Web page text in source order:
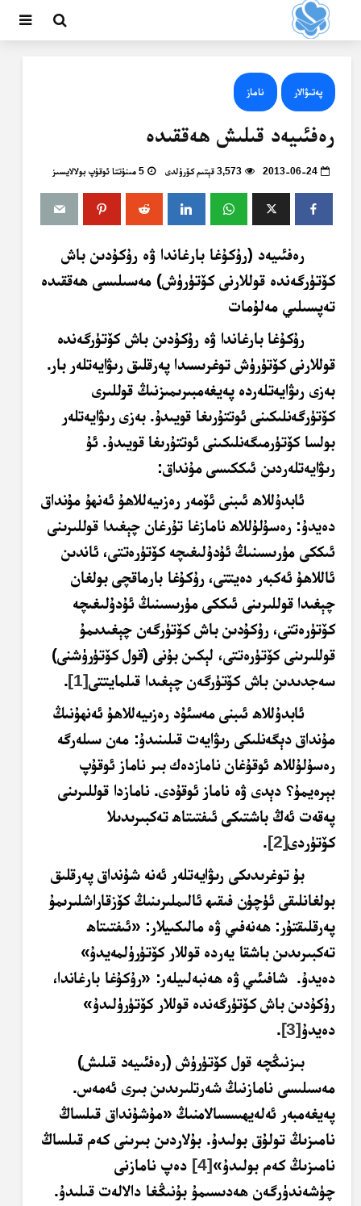
پەتىۋالار ناماز
رەفئىيەد قىلىش ھەققىدە
2013-06-24 3,573 قېتىم كۆرۈلدى 5 مىنۇتتا ئوقۇپ بولالايسىز
رەفئىيەد (رۇكۇغا بارغاندا ۋە رۇكۇدىن باش
كۆتۈرگەندە قوللارنى كۆتۈرۈش) مەسىلىسى ھەققىدە
تەپسىلىي مەلۇمات
رۇكۇغا بارغاندا ۋە رۇكۇدىن باش كۆتۈرگەندە
قوللارنى كۆتۈرۈش توغرىسىدا پەرقلىق رىۋايەتلەر بار.
بەزى رىۋايەتلەردە پەيغەمبىرىمىزنىڭ قوللىرى
كۆتۈرگەنلىكىنى ئوتتۇرىغا قويىدۇ. بەزى رىۋايەتلەر
بولسا كۆتۈرمىگەنلىكىنى ئوتتۇرىغا قويىدۇ. ئۇ
رىۋايەتلەردىن ئىككىسى مۇنداق:
ئابدۇللاھ ئىبنى ئۆمەر رەزىيەللاھۇ ئەنھۇ مۇنداق
دەيدۇ: رەسۇلۇللاھ نامازغا تۇرغان چېغىدا قوللىرىنى
ئىككى مۈرىسىنىڭ ئۇدۇلىغىچە كۆتۈرەتتى، ئاندىن
ئاللاھۇ ئەكبەر دەيتتى، رۇكۇغا بارماقچى بولغان
چېغىدا قوللىرىنى ئىككى مۈرىسىنىڭ ئۇدۇلىغىچە
كۆتۈرەتتى، رۇكۇدىن باش كۆتۈرگەن چېغىدىمۇ
قوللىرىنى كۆتۈرەتتى، لېكىن بۇنى (قول كۆتۈرۈشنى)
سەجدىدىن باش كۆتۈرگەن چېغىدا قىلمايتتى[1]
.
ئابدۇللاھ ئىبنى مەسئۇد رەزىيەللاھۇ ئەنھۇنىڭ
مۇنداق دېگەنلىكى رىۋايەت قىلىنىدۇ: مەن سىلەرگە
رەسۇلۇللاھ ئوقۇغان نامازدەك بىر ناماز ئوقۇپ
بېرەيمۇ؟ دېدى ۋە ناماز ئوقۇدى. نامازدا قوللىرىنى
پەقەت ئەڭ باشتىكى ئىفتىتاھ تەكبىرىدىلا
كۆتۈردى[2]
.
بۇ توغرىدىكى رىۋايەتلەر ئەنە شۇنداق پەرقلىق
بولغانلىقى ئۈچۈن فىقىھ ئالىملىرىنىڭ كۆزقاراشلىرىمۇ
پەرقلىقتۇر: ھەنەفىي ۋە مالىكىيلار: «ئىفتىتاھ
تەكبىرىدىن باشقا يەردە قوللار كۆتۈرۈلمەيدۇ»
دەيدۇ. شافىئىي ۋە ھەنبەلىيلەر: «رۇكۇغا بارغاندا،
رۇكۇدىن باش كۆتۈرگەندە قوللار كۆتۈرۈلىدۇ»
دەيدۇ[3]
.
بىزنىڭچە قول كۆتۈرۈش (رەفئىيەد قىلىش)
مەسىلىسى نامازنىڭ شەرتلىرىدىن بىرى ئەمەس.
پەيغەمبەر ئەلەيھىسسالامنىڭ «مۇشۇنداق قىلساڭ
نامىزىڭ تولۇق بولىدۇ. بۇلاردىن بىرىنى كەم قىلساڭ
نامىزىڭ كەم بولىدۇ»[4] دەپ نامازنى
چۈشەندۈرگەن ھەدىسىمۇ بۇنىڭغا دالالەت قىلىدۇ.